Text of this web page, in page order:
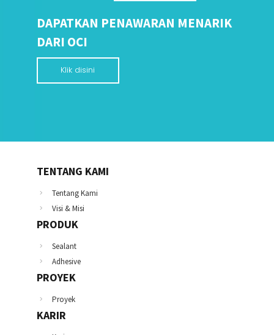
DAPATKAN PENAWARAN MENARIK
DARI OCI
Klik disini
TENTANG KAMI
Tentang Kami
Visi & Misi
PRODUK
Sealant
Adhesive
PROYEK
Proyek
KARIR